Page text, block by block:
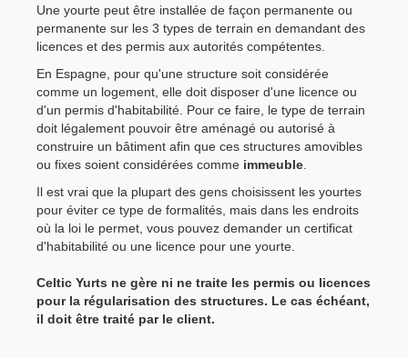
Une yourte peut être installée de façon permanente ou
permanente sur les 3 types de terrain en demandant des
licences et des permis aux autorités compétentes.
En Espagne, pour qu'une structure soit considérée
comme un logement, elle doit disposer d'une licence ou
d'un permis d'habitabilité. Pour ce faire, le type de terrain
doit légalement pouvoir être aménagé ou autorisé à
construire un bâtiment afin que ces structures amovibles
ou fixes soient considérées comme immeuble
Il est vrai que la plupart des gens choisissent les yourtes
pour éviter ce type de formalités, mais dans les endroits
où la loi le permet, vous pouvez demander un certificat
d'habitabilité ou une licence pour une yourte.
Celtic Yurts ne gère ni ne traite les permis ou licences
pour la régularisation des structures. Le cas échéant,
il doit être traité par le client.